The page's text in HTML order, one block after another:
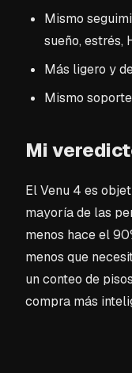
Mismo
sueño, estrés,
Más ligero y
Mismo
Mi
El Venu 4 es
mayoría de las
menos hace el
menos que
un conteo de
compra más